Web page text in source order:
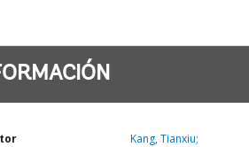
Kang, Tianxiu;